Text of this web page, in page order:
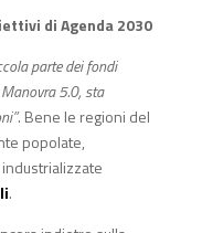
di Agenda 2030
parte dei fondi
5.0, sta
. Bene le regioni del
popolate,
.